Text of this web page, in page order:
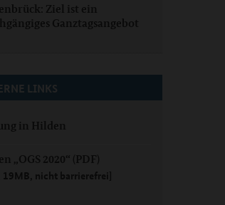
Ziel ist ein
Ganztagsangebot
LINKS
in Hilden
„OGS 2020“ (PDF)
19MB, nicht barrierefrei]